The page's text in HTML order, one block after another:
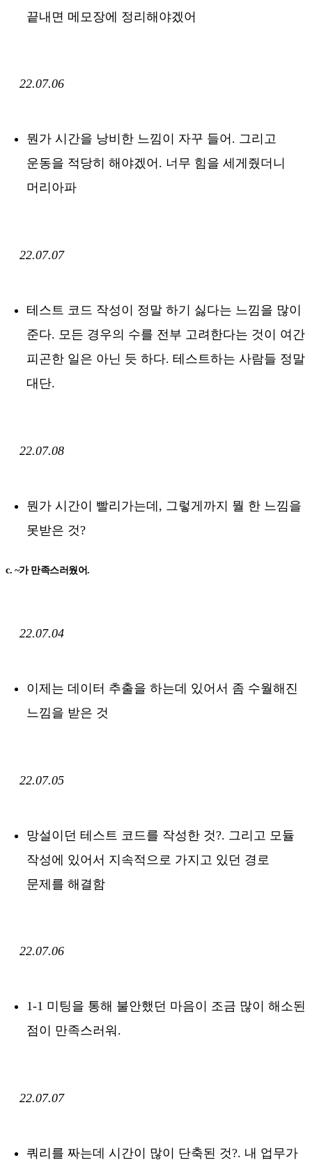
끝내면 메모장에 정리해야겠어
22.07.06
뭔가 시간을 낭비한 느낌이 자꾸 들어. 그리고
운동을 적당히 해야겠어. 너무 힘을 세게줬더니
머리아파
22.07.07
테스트 코드 작성이 정말 하기 싫다는 느낌을 많이
준다. 모든 경우의 수를 전부 고려한다는 것이 여간
피곤한 일은 아닌 듯 하다. 테스트하는 사람들 정말
대단.
22.07.08
뭔가 시간이 빨리가는데, 그렇게까지 뭘 한 느낌을
못받은 것?
c. ~가 만족스러웠어.
22.07.04
이제는 데이터 추출을 하는데 있어서 좀 수월해진
느낌을 받은 것
22.07.05
망설이던 테스트 코드를 작성한 것?. 그리고 모듈
작성에 있어서 지속적으로 가지고 있던 경로
문제를 해결함
22.07.06
1-1 미팅을 통해 불안했던 마음이 조금 많이 해소된
점이 만족스러워.
22.07.07
쿼리를 짜는데 시간이 많이 단축된 것?. 내 업무가